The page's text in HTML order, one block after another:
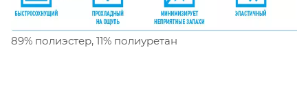
89% полиэстер, 11% полиуретан